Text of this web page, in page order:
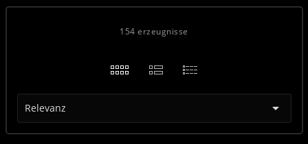
154 erzeugnisse
Relevanz 